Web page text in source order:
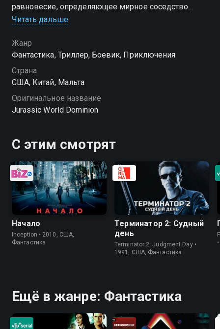
равновесие, определяющее мирное соседство
между ними и древними рептилиями. Но как долго
Читать дальше
Жанр
Фантастика, Триллер, Боевик, Приключения
Страна
США, Китай, Мальта
Оригинальное название
Jurassic World Dominion
С этим смотрят
Начало
Inception • 2010, США,
Фантастика
Терминатор 2: Судный
день
Terminator 2: Judgment Day •
1991, США, Фантастика
Ещё в жанре: Фантастика